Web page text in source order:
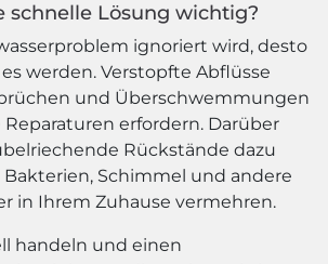
schnelle Lösung wichtig?
ignoriert wird, desto
werden. Verstopfte Abflüsse
und Überschwemmungen
erfordern. Darüber
Rückstände dazu
Bakterien, Schimmel und andere
in Ihrem Zuhause vermehren.
handeln und einen